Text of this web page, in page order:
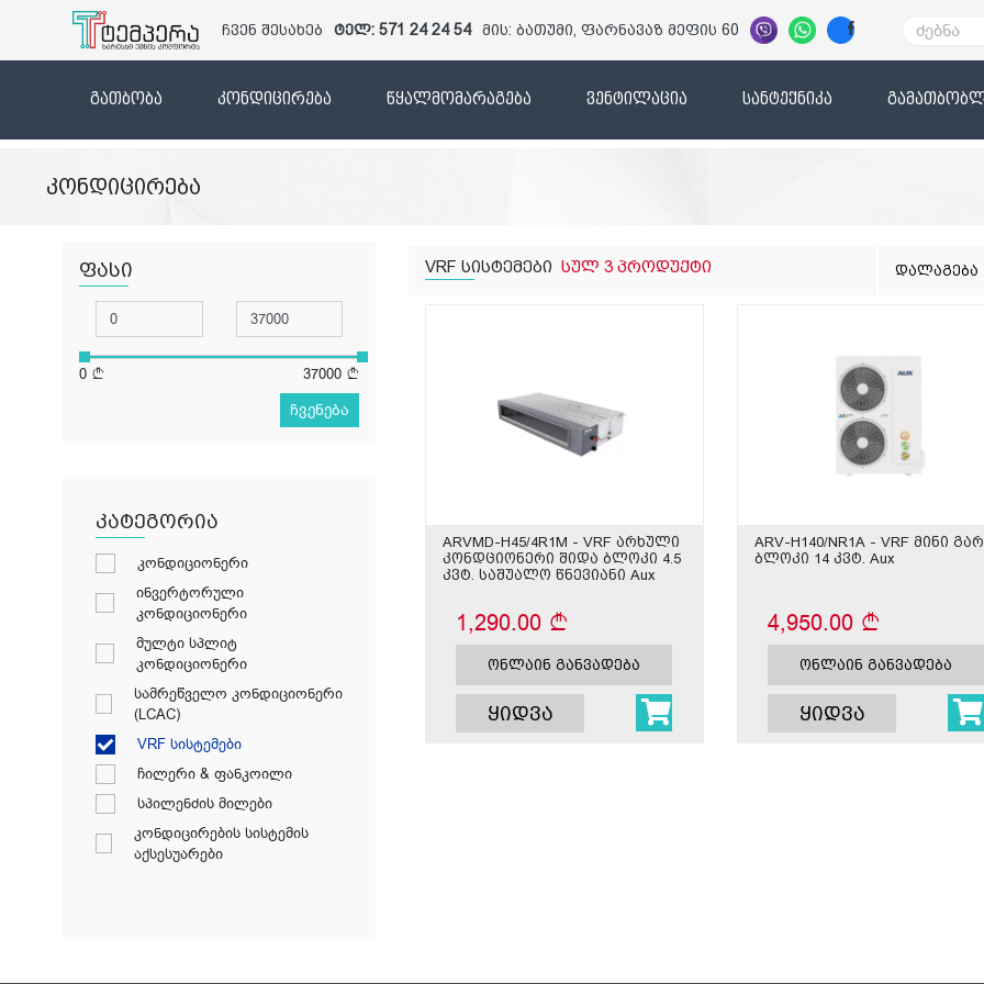
ჩვენ შესახებ ტელ: 571 24 24 54 მის: ბათუმი, ფარნავაზ მეფის 60
გათბობა კონდიცირება წყალმომარაგება ვენტილაცია სანტექნიკა
კონდიცირება
ფასი
0 37000
ჩვენება
კატეგორია
კონდიციონერი
ინვერტორული
კონდიციონერი
მულტი სპლიტ
კონდიციონერი
სამრეწველო კონდიციონერი
(LCAC)
VRF სისტემები
ჩილერი & ფანკოილი
სპილენძის მილები
კონდიცირების სისტემის
აქსესუარები
VRF სისტემები სულ 3 პროდუქტი დალაგება
ARVMD-H45/4R1M - VRF არხული
კონდციონერი შიდა ბლოკი 4.5
კვტ. საშუალო წნევიანი Aux
1,290.00
ონლაინ განვადება
ყიდვა
ARV-H140/NR1A - VRF მინი
ბლოკი 14 კვტ. Aux
4,950.00
ონლაინ განვადება
ყიდვა